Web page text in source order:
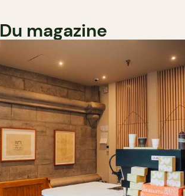
Du magazine